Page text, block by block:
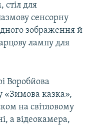
стіл для
сенсорну
зображення й
лампу для
Воробйова
«Зимова казка»,
на світловому
а відеокамера,